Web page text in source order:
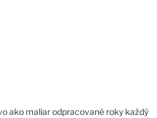
ako maliar odpracované roky každý